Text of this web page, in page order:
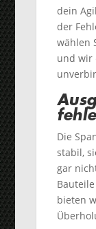
dein
der
wählen
und wir
Die
stabil,
gar
bieten